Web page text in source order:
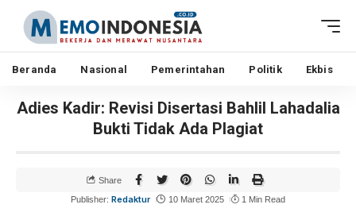
Beranda Nasional Pemerintahan Politik Ekbis
Adies Kadir: Revisi Disertasi Bahlil Lahadalia
Bukti Tidak Ada Plagiat
Publisher: Redaktur 10 Maret 2025 1 Min Read
Share